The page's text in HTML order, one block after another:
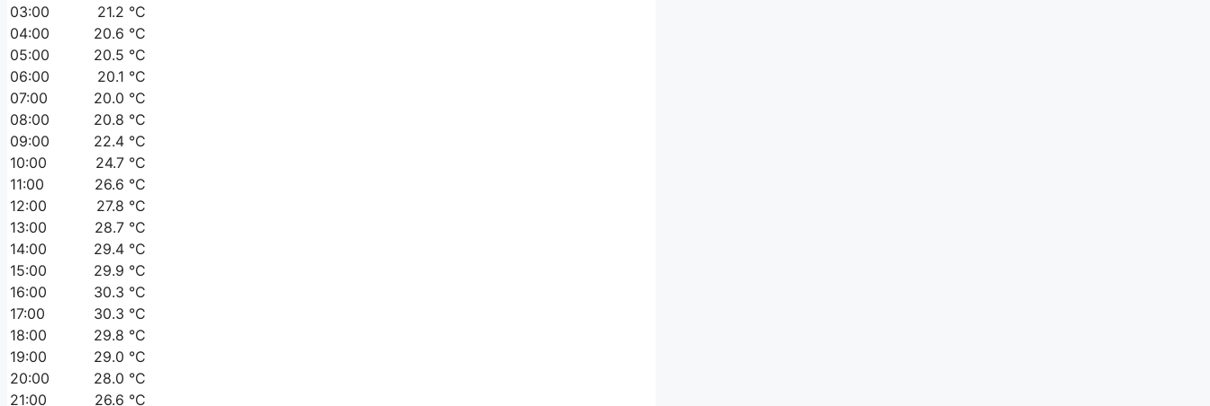
03:00
21.2 °C
04:00
20.6 °C
05:00
20.5 °C
06:00
20.1 °C
07:00
20.0 °C
08:00
20.8 °C
09:00
22.4 °C
10:00
24.7 °C
11:00
26.6 °C
12:00
27.8 °C
13:00
28.7 °C
14:00
29.4 °C
15:00
29.9 °C
16:00
30.3 °C
17:00
30.3 °C
18:00
29.8 °C
19:00
29.0 °C
20:00
28.0 °C
21:00
26.6 °C